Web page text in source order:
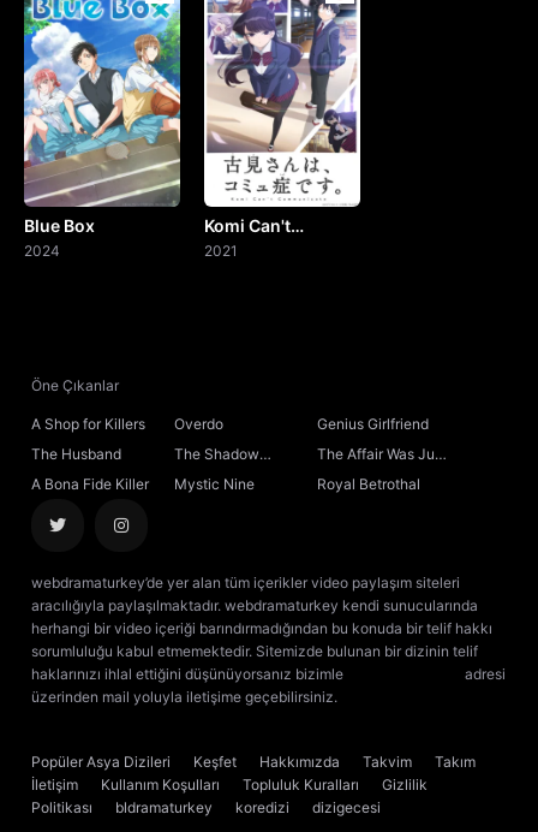
17. Bölüm
18. Bölüm
19. Bölüm
20. Bölüm
23. Bölüm
24. Bölüm
26. Bölüm Final
Blue Box
2024
Komi Can't
Communicate
2021
Öne Çıkanlar
A Shop for Killers Overdo
Genius Girlfriend
The Husband
The Shadow
Sovereign
The Affair Was Just
the Beginning
A Bona Fide Killer Mystic Nine Royal Betrothal
webdramaturkey’de yer alan tüm içerikler video paylaşım siteleri
aracılığıyla paylaşılmaktadır. webdramaturkey kendi sunucularında
herhangi bir video içeriği barındırmadığından bu konuda bir telif hakkı
sorumluluğu kabul etmemektedir. Sitemizde bulunan bir dizinin telif
haklarınızı ihlal ettiğini düşünüyorsanız bizimle
adresi
üzerinden mail yoluyla iletişime geçebilirsiniz.
Popüler Asya Dizileri Keşfet Hakkımızda Takvim
Takım
İletişim
Kullanım Koşulları Topluluk Kuralları
Gizlilik
Politikası
bldramaturkey koredizi
dizigecesi